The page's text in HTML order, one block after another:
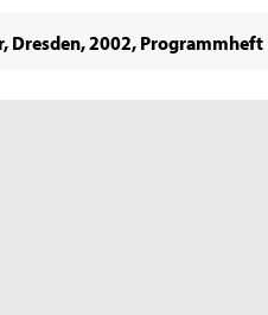
Dresden, 2002, Programmheft